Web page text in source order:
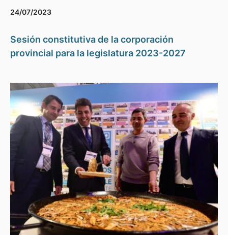
24/07/2023
Sesión constitutiva de la corporación
provincial para la legislatura 2023-2027